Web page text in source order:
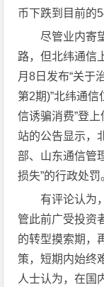
币下跌到目前的
尽管业内寄
路，但北纬通信
月8日发布“关于
第2期)”北纬通
信诱骗消费”登
站的公告显示，
部、山东通信管
损失”的行政处罚
有评论认为
管此前广受投资
的转型摸索期，
策，短期内始终
人士认为，在国